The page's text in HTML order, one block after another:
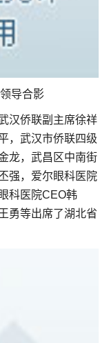
导合影
汉侨联副主席徐祥
，武汉市侨联四级
龙，武昌区中南街
强，爱尔眼科医院
科医院CEO韩
勇等出席了湖北省